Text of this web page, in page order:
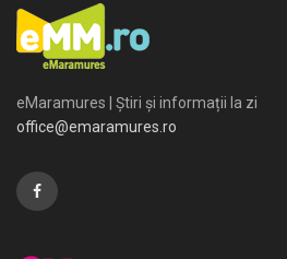
eMaramures | Știri și informații la zi
office@emaramures.ro